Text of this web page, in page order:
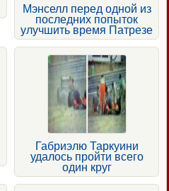
Мэнселл перед одной из
последних попыток
улучшить время Патрезе
Габриэлю Таркуини
удалось пройти всего
один круг